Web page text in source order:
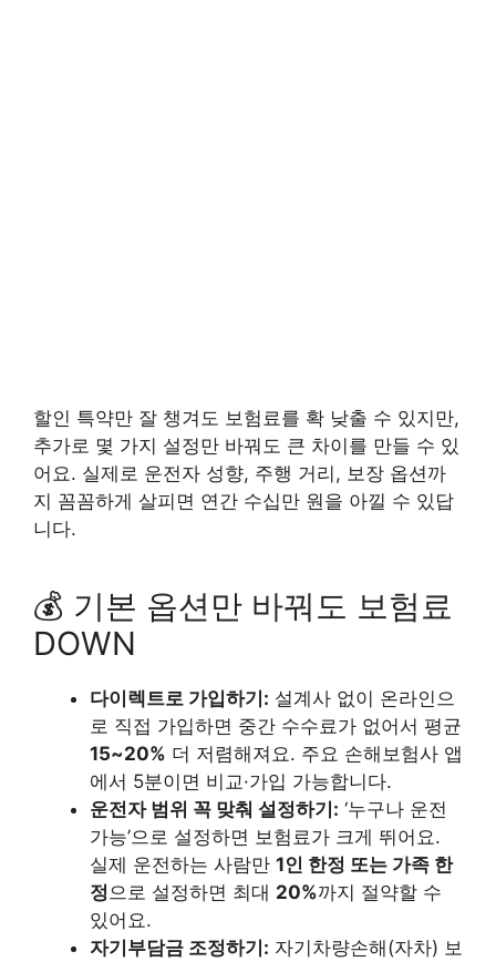
할인 특약만 잘 챙겨도 보험료를 확 낮출 수 있지만,
추가로 몇 가지 설정만 바꿔도 큰 차이를 만들 수 있
어요. 실제로 운전자 성향, 주행 거리, 보장 옵션까
지 꼼꼼하게 살피면 연간 수십만 원을 아낄 수 있답
니다.
💰 기본 옵션만 바꿔도 보험료
DOWN
다이렉트로 가입하기: 설계사 없이 온라인으
로 직접 가입하면 중간 수수료가 없어서 평균
15~20% 더 저렴해져요. 주요 손해보험사 앱
에서 5분이면 비교·가입 가능합니다.
운전자 범위 꼭 맞춰 설정하기: ‘누구나 운전
가능’으로 설정하면 보험료가 크게 뛰어요.
실제 운전하는 사람만 1인 한정 또는 가족 한
정으로 설정하면 최대 20%까지 절약할 수
있어요.
자기부담금 조정하기: 자기차량손해(자차) 보